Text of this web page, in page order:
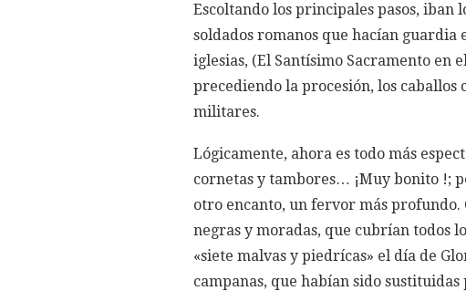
Escoltando los principales pasos, iban
soldados romanos que hacían guardia
iglesias, (El Santísimo Sacramento en
precediendo la procesión, los caballos
militares.
Lógicamente, ahora es todo más
cornetas y tambores… ¡Muy bonito !;
otro encanto, un fervor más profundo.
negras y moradas, que cubrían todos
«siete malvas y piedrícas» el día de
campanas, que habían sido